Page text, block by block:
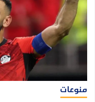
منوعات